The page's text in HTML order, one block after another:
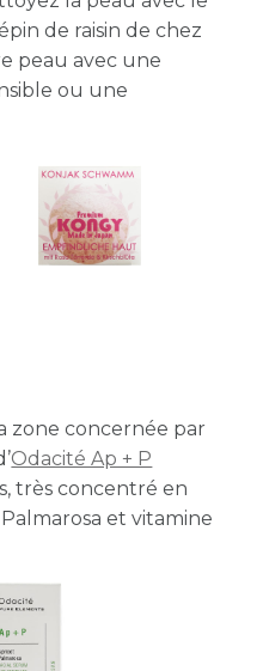
de raisin de chez
peau avec une
ou une
zone concernée par
Odacité Ap + P
très concentré en
et vitamine